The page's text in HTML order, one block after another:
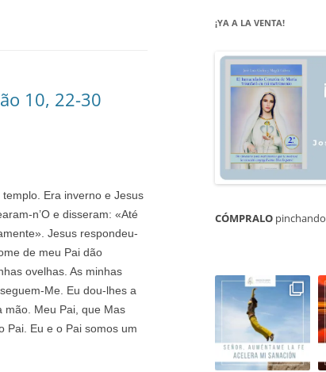
10, 22-30
Era inverno e Jesus
n’O e disseram: «Até
Jesus respondeu-
de meu Pai dão
ovelhas. As minhas
Me. Eu dou-lhes a
mão. Meu Pai, que Mas
Pai. Eu e o Pai somos um
¡YA A LA VENTA!
CÓMPRALO pinchando